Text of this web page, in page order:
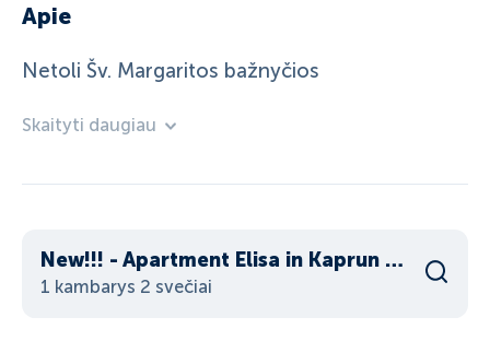
Apie
Netoli Šv. Margaritos bažnyčios
Skaityti daugiau
New!!! - Apartment Elisa in Kaprun - New !!!
1 kambarys 2 svečiai